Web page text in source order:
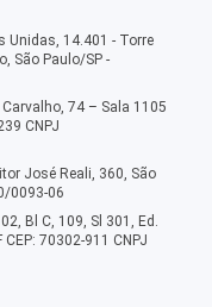
Unidas, 14.401 - Torre
São Paulo/SP -
74 – Sala 1105
CNPJ
José Reali, 360, São
0093-06
Bl C, 109, Sl 301, Ed.
70302-911 CNPJ